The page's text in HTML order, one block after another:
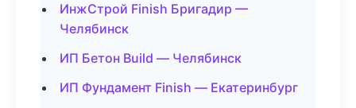
ИнжСтрой Finish Бригадир —
Челябинск
ИП Бетон Build — Челябинск
ИП Фундамент Finish — Екатеринбург